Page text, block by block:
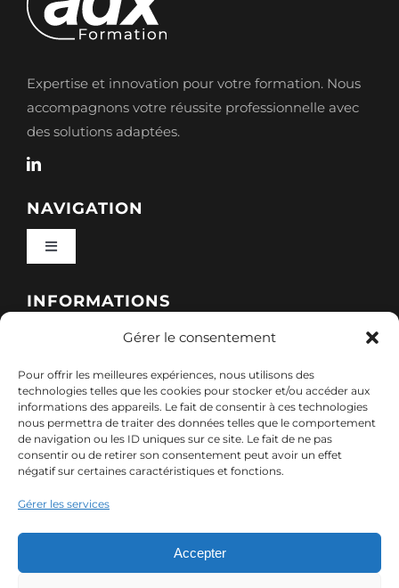
Gérer le consentement
Pour offrir les meilleures expériences, nous utilisons des
technologies telles que les cookies pour stocker et/ou accéder aux
informations des appareils. Le fait de consentir à ces technologies
nous permettra de traiter des données telles que le comportement
de navigation ou les ID uniques sur ce site. Le fait de ne pas
consentir ou de retirer son consentement peut avoir un effet
négatif sur certaines caractéristiques et fonctions.
Gérer les services
Accepter
Expertise et innovation pour votre formation. Nous
accompagnons votre réussite professionnelle avec
des solutions adaptées.
NAVIGATION
Toggle
Qui sommes-nous ?
Nos sessions
Ressources
Contact
INFORMATIONS
Politique de cookies (UE)
Mentions légales
Politique de confidentialité des données (RGPD)
CONTACT
7, rue de Marigné-Peuton – 53200 Château-
Gontier
contact@adx-formation.com